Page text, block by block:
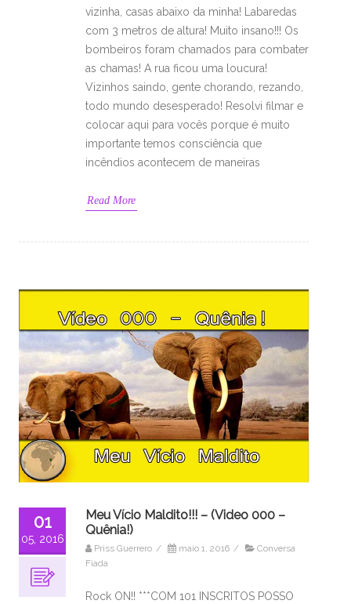
vizinha, casas abaixo da minha! Labaredas
com 3 metros de altura! Muito insano!!! Os
bombeiros foram chamados para combater
as chamas! A rua ficou uma loucura!
Vizinhos saindo, gente chorando, rezando,
todo mundo desesperado! Resolvi filmar e
colocar aqui para vocês porque é muito
importante temos consciência que
incêndios acontecem de maneiras
Read More
01
05, 2016
Meu Vício Maldito!!! – (Video 000 –
Quênia!)
Priss Guerrero / maio 1, 2016 /
Conversa
Fiada
Rock ON!! ***COM 101 INSCRITOS POSSO